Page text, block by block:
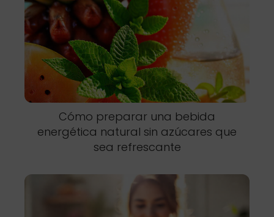
Cómo preparar una bebida
energética natural sin azúcares que
sea refrescante